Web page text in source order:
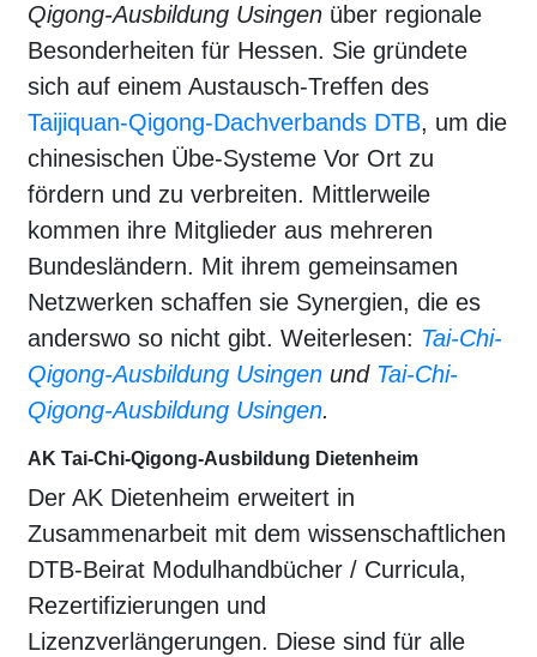
Qigong-Ausbildung Usingen über regionale
Besonderheiten für Hessen. Sie gründete
sich auf einem Austausch-Treffen des
Taijiquan-Qigong-Dachverbands DTB, um die
chinesischen Übe-Systeme Vor Ort zu
fördern und zu verbreiten. Mittlerweile
kommen ihre Mitglieder aus mehreren
Bundesländern. Mit ihrem gemeinsamen
Netzwerken schaffen sie Synergien, die es
anderswo so nicht gibt. Weiterlesen: Tai-Chi-
Qigong-Ausbildung Usingen und Tai-Chi-
Qigong-Ausbildung Usingen.
AK Tai-Chi-Qigong-Ausbildung Dietenheim
Der AK Dietenheim erweitert in
Zusammenarbeit mit dem wissenschaftlichen
DTB-Beirat Modulhandbücher / Curricula,
Rezertifizierungen und
Lizenzverlängerungen. Diese sind für alle